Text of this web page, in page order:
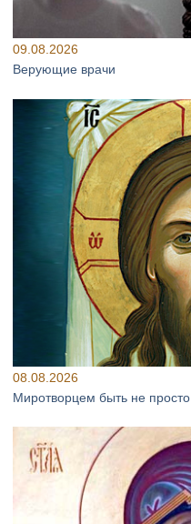
09.08.2026
Верующие врачи
08.08.2026
Миротворцем быть не просто